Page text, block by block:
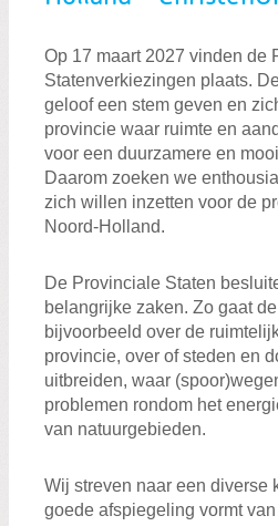
Op 17 maart 2027 vinden de
Statenverkiezingen plaats.
geloof een stem geven en
provincie waar ruimte en
voor een duurzamere en
Daarom zoeken we
zich willen inzetten voor de
Noord-Holland.
De Provinciale Staten
belangrijke zaken. Zo gaat
bijvoorbeeld over de
provincie, over of steden en
uitbreiden, waar
problemen rondom het
van natuurgebieden.
Wij streven naar een diverse
goede afspiegeling vormt